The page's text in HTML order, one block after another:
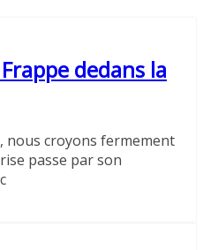
dedans la
nous croyons fermement
passe par son